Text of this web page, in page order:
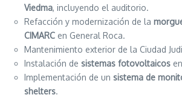
Viedma, incluyendo el auditorio.
Refacción y modernización de la
CIMARC en General Roca.
Mantenimiento exterior de la Ciudad
Instalación de sistemas fotovoltaicos
Implementación de un sistema de
shelters.